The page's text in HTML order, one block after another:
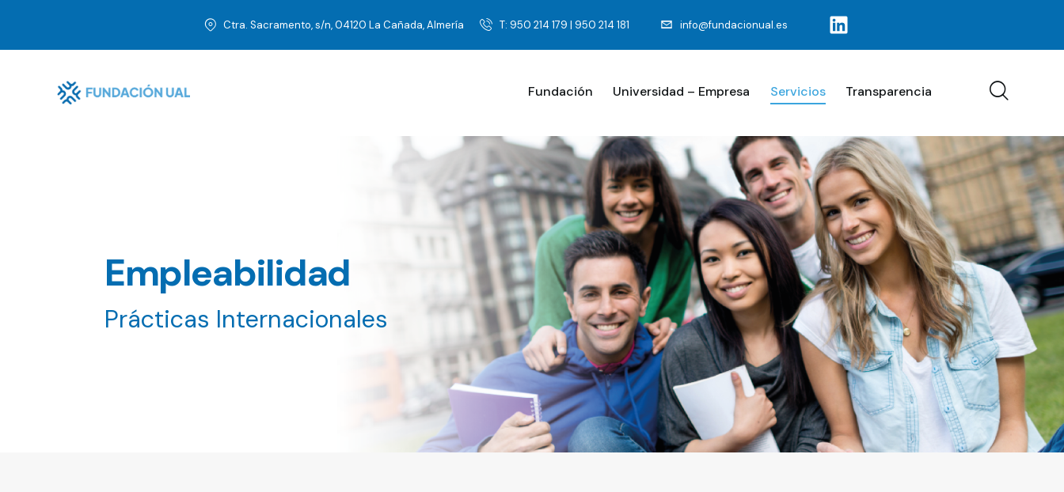
Ctra. Sacramento, s/n, 04120 La Cañada, Almería T: 950 214 179 | 950 214 181 info@fundacionual.es
Fundación Universidad – Empresa Servicios Transparencia
Empleabilidad
Prácticas Internacionales